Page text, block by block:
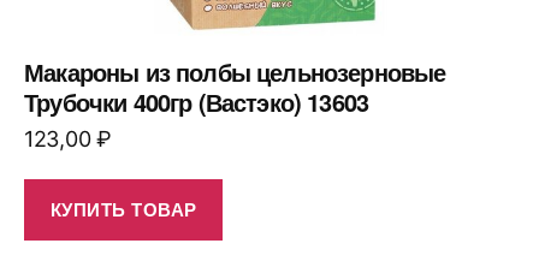
Макароны из полбы цельнозерновые
Трубочки 400гр (Вастэко) 13603
123,00₽
КУПИТЬ ТОВАР